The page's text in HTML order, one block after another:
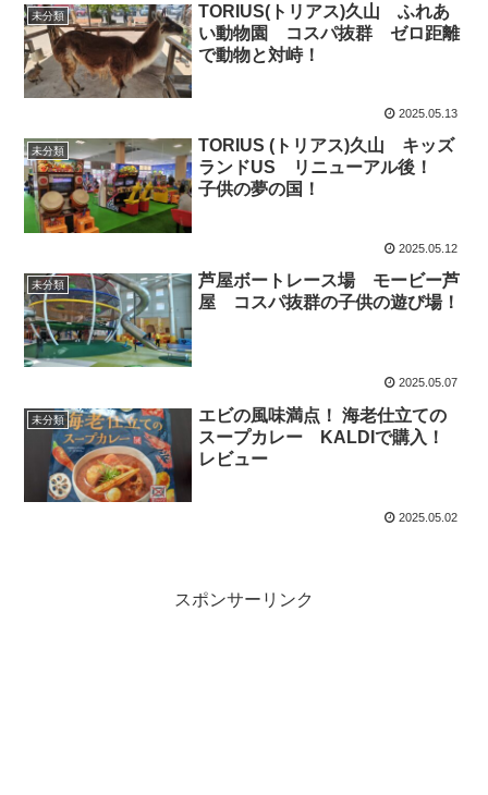
未分類
TORIUS(トリアス)久山 ふれあ
い動物園 コスパ抜群 ゼロ距離
で動物と対峙！
2025.05.13
未分類
TORIUS (トリアス)久山 キッズ
ランドUS リニューアル後！
子供の夢の国！
2025.05.12
未分類
芦屋ボートレース場 モービー芦
屋 コスパ抜群の子供の遊び場！
2025.05.07
未分類
エビの風味満点！ 海老仕立ての
スープカレー KALDIで購入！
レビュー
2025.05.02
スポンサーリンク